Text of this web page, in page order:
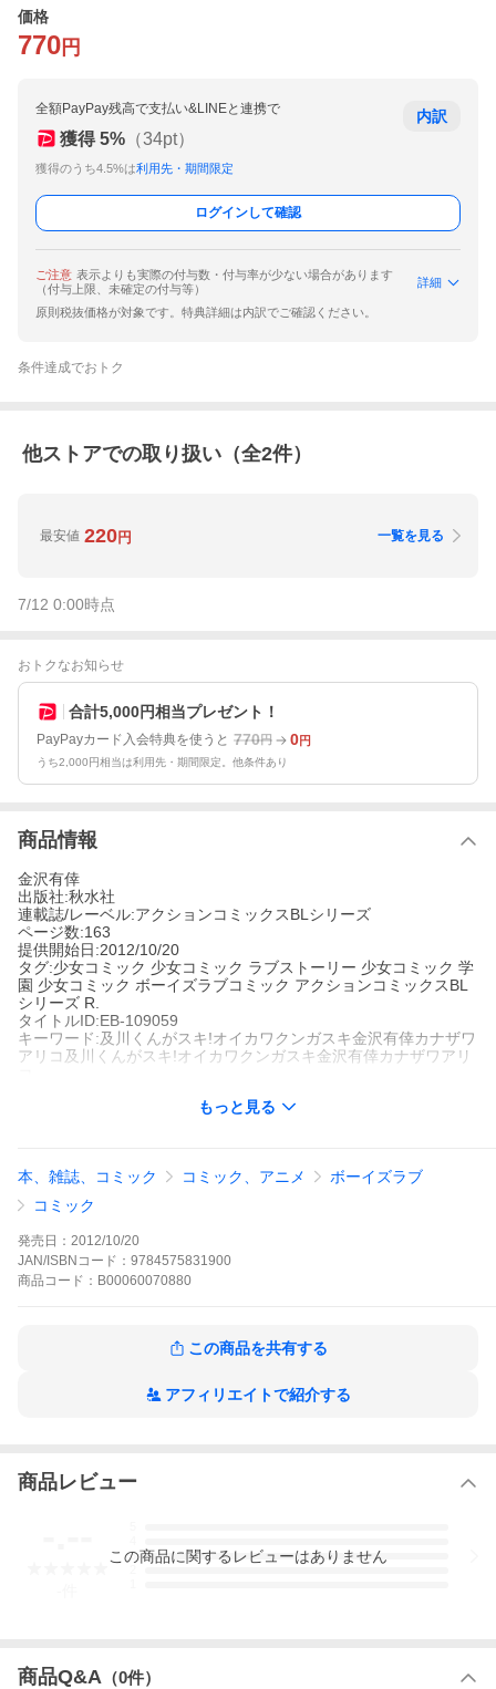
価格
770 円
全額PayPay残高で支払い&LINEと連携で
獲得 5% （34pt）
獲得のうち4.5%は利用先・期間限定
内訳
ログインして確認
ご注意 表示よりも実際の付与数・付与率が少ない場合があります
（付与上限、未確定の付与等）
詳細
原則税抜価格が対象です。特典詳細は内訳でご確認ください。
条件達成でおトク
他ストアでの取り扱い（全2件）
最安値 220円 一覧を見る
7/12 0:00時点
おトクなお知らせ
合計5,000円相当プレゼント！
PayPayカード入会特典を使うと 770円 0円
うち2,000円相当は利用先・期間限定。他条件あり
商品情報
金沢有倖
出版社:秋水社
連載誌/レーベル:アクションコミックスBLシリーズ
ページ数:163
提供開始日:2012/10/20
タグ:少女コミック 少女コミック ラブストーリー 少女コミック 学
園 少女コミック ボーイズラブコミック アクションコミックスBL
シリーズ R.
タイトルID:EB-109059
キーワード:及川くんがスキ!オイカワクンガスキ金沢有倖カナザワ
アリコ及川くんがスキ!オイカワクンガスキ金沢有倖カナザワアリ
※当ストアの商品は、アプリでは購入できません。
少女コミック 少女コミック ラブストーリー 少女コミック 学園
女コミック ボーイズラブコミック
ーズ R.
本作は『GUST』で連載していた学園ラブコメ作品「ヒミツの及
川くん」のパロディ作ともいえる単行本未収録のサイドストーリ
ー。修学旅行が舞台の18ページ描き下ろしも期待度大の仕上がり
です。他の収録作は人気シリーズ『千石学園生徒会』の時代物バ
及川くんがスキ!の作品をもっと見る
もっと見る
本、雑誌、コミック コミック、アニメ
ボーイズラブ
コミック
発売日： 2012/10/20
JAN/ISBNコード： 9784575831900
商品 コード： B00060070880
この商品を共有する
アフィリエイトで紹介する
商品レビュー
3
この商品に関するレビューはありません
商品Q&A （0件）